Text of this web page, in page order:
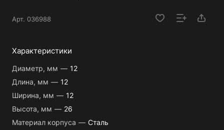
Арт. 036988
Характеристики
Диаметр, мм — 12
Длина, мм — 12
Ширина, мм — 12
Высота, мм — 26
Материал корпуса — Сталь